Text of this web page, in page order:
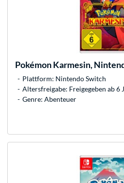
Pokémon Karmesin,
Plattform: Nintendo Switch
Altersfreigabe: Freigegeben ab 6
Genre: Abenteuer